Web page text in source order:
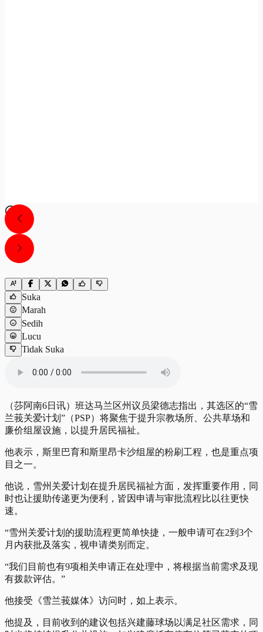
Suka
Marah
Sedih
Lucu
Tidak Suka
（莎阿南6日讯）班达马兰区州议员梁德志指出，其选区的“雪
兰莪关爱计划”（PSP）将聚焦于提升宗教场所、公共草场和
廉价组屋设施，以提升居民福祉。
他表示，斯里巴育和斯里昂卡沙组屋的粉刷工程，也是重点项
目之一。
他说，雪州关爱计划在提升居民福祉方面，发挥重要作用，同
时也让援助传递更为便利，皆因申请与审批流程比以往更快
速。
“雪州关爱计划的援助流程更简单快捷，一般申请可在2到3个
月内获批及落实，视申请类别而定。
“我们目前也有9项相关申请正在处理中，将根据当前需求及现
有拨款评估。”
他接受《雪兰莪媒体》访问时，如上表示。
他提及，目前收到的建议包括兴建藤球场以满足社区需求，同